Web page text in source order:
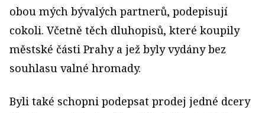
obou mých bývalých partnerů, podepisují
cokoli. Včetně těch dluhopisů, které koupily
městské části Prahy a jež byly vydány bez
souhlasu valné hromady.
Byli také schopni podepsat prodej jedné dcery